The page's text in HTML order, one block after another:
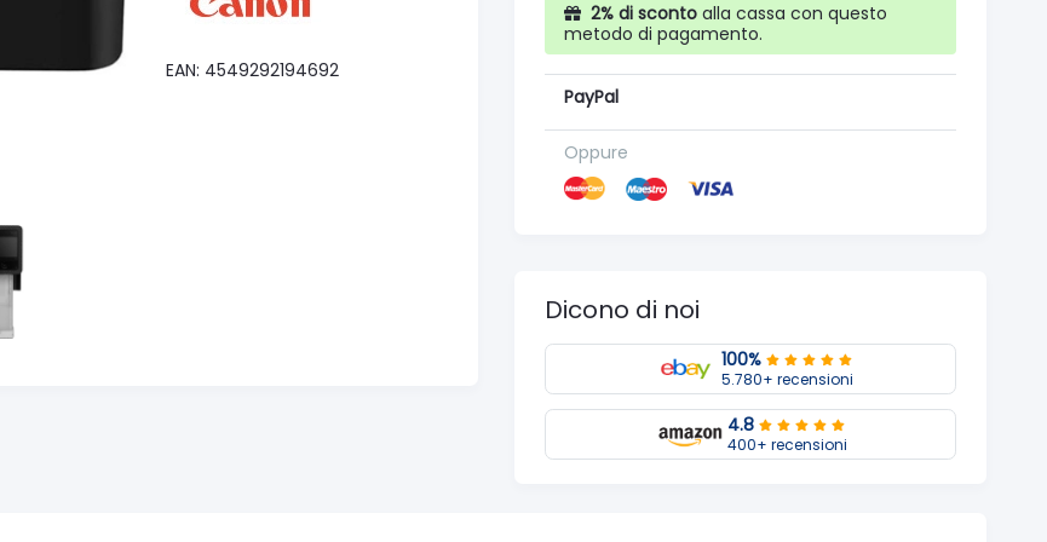
EAN: 4549292194692
2% di sconto alla cassa con questo
metodo di pagamento.
PayPal
Oppure
Dicono di noi
100%
5.780+ recensioni
4.8
400+ recensioni